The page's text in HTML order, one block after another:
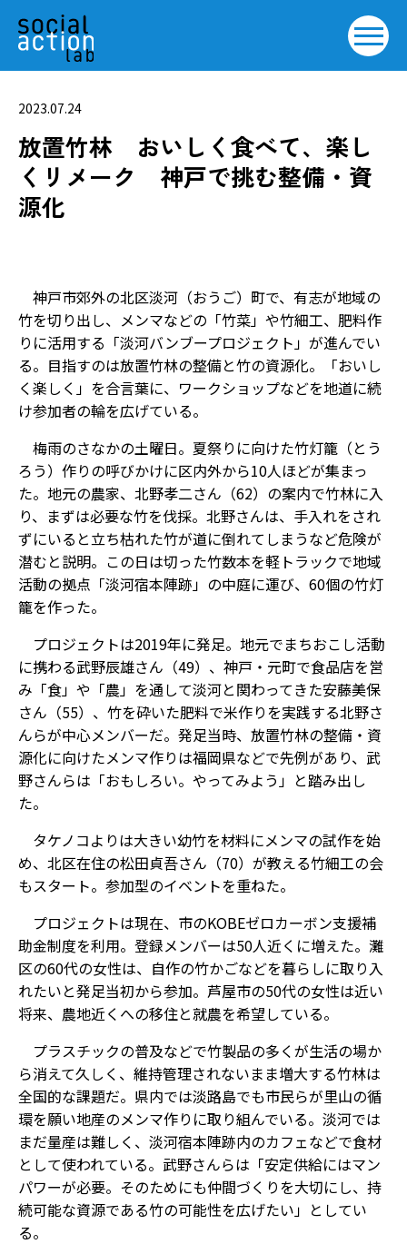
2023.07.24
放置竹林 おいしく食べて、楽し
くリメーク 神戸で挑む整備・資
源化
神戸市郊外の北区淡河（おうご）町で、有志が地域の
竹を切り出し、メンマなどの「竹菜」や竹細工、肥料作
りに活用する「淡河バンブープロジェクト」が進んでい
る。目指すのは放置竹林の整備と竹の資源化。「おいし
く楽しく」を合言葉に、ワークショップなどを地道に続
け参加者の輪を広げている。
梅雨のさなかの土曜日。夏祭りに向けた竹灯籠（とう
ろう）作りの呼びかけに区内外から10人ほどが集まっ
た。地元の農家、北野孝二さん（62）の案内で竹林に入
り、まずは必要な竹を伐採。北野さんは、手入れをされ
ずにいると立ち枯れた竹が道に倒れてしまうなど危険が
潜むと説明。この日は切った竹数本を軽トラックで地域
活動の拠点「淡河宿本陣跡」の中庭に運び、60個の竹灯
籠を作った。
プロジェクトは2019年に発足。地元でまちおこし活動
に携わる武野辰雄さん（49）、神戸・元町で食品店を営
み「食」や「農」を通して淡河と関わってきた安藤美保
さん（55）、竹を砕いた肥料で米作りを実践する北野さ
んらが中心メンバーだ。発足当時、放置竹林の整備・資
源化に向けたメンマ作りは福岡県などで先例があり、武
野さんらは「おもしろい。やってみよう」と踏み出し
た。
タケノコよりは大きい幼竹を材料にメンマの試作を始
め、北区在住の松田貞吾さん（70）が教える竹細工の会
もスタート。参加型のイベントを重ねた。
プロジェクトは現在、市のKOBEゼロカーボン支援補
助金制度を利用。登録メンバーは50人近くに増えた。灘
区の60代の女性は、自作の竹かごなどを暮らしに取り入
れたいと発足当初から参加。芦屋市の50代の女性は近い
将来、農地近くへの移住と就農を希望している。
プラスチックの普及などで竹製品の多くが生活の場か
ら消えて久しく、維持管理されないまま増大する竹林は
全国的な課題だ。県内では淡路島でも市民らが里山の循
環を願い地産のメンマ作りに取り組んでいる。淡河では
まだ量産は難しく、淡河宿本陣跡内のカフェなどで食材
として使われている。武野さんらは「安定供給にはマン
パワーが必要。そのためにも仲間づくりを大切にし、持
続可能な資源である竹の可能性を広げたい」としてい
る。